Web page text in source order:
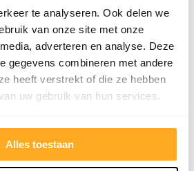
te analyseren. Ook delen we
van onze site met onze
adverteren en analyse. Deze
gegevens combineren met andere
heeft verstrekt of die ze hebben
uw gebruik van hun services.
Alles toestaan
een concurrent?
Besparen. Klaar.